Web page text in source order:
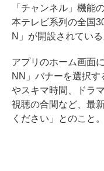
「チャンネル」機能
本テレビ系列の全国
N」が開設されている
アプリのホーム画面
NN」バナーを選択
やスキマ時間、ドラ
視聴の合間など、最
ください」とのこと。